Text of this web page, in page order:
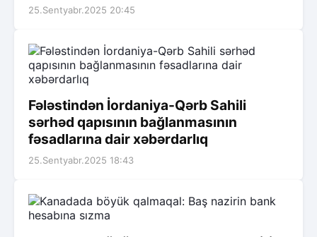
25.Sentyabr.2025 20:45
Fələstindən İordaniya-Qərb Sahili
sərhəd qapısının bağlanmasının
fəsadlarına dair xəbərdarlıq
25.Sentyabr.2025 18:43